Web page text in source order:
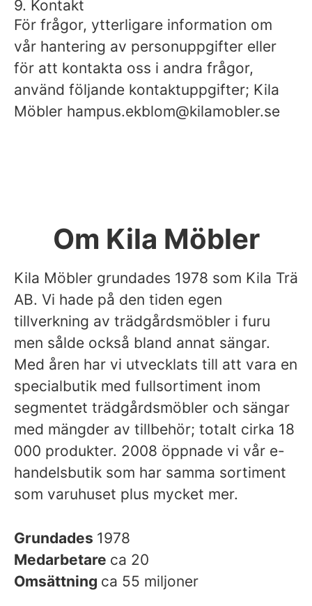
9. Kontakt
För frågor, ytterligare information om
vår hantering av personuppgifter eller
för att kontakta oss i andra frågor,
använd följande kontaktuppgifter; Kila
Möbler hampus.ekblom@kilamobler.se
Om Kila Möbler
Kila Möbler grundades 1978 som Kila Trä
AB. Vi hade på den tiden egen
tillverkning av trädgårdsmöbler i furu
men sålde också bland annat sängar.
Med åren har vi utvecklats till att vara en
specialbutik med fullsortiment inom
segmentet trädgårdsmöbler och sängar
med mängder av tillbehör; totalt cirka 18
000 produkter. 2008 öppnade vi vår e-
handelsbutik som har samma sortiment
som varuhuset plus mycket mer.
Grundades 1978
Medarbetare ca 20
Omsättning ca 55 miljoner